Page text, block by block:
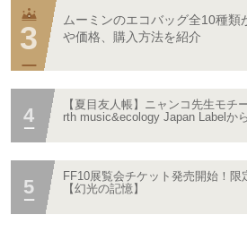
ムーミンのエコバッグ全10種類
や価格、購入方法を紹介
【夏目友人帳】ニャンコ先生モチ
rth music&ecology Japan Labelか
FF10展覧会チケット発売開始！限
【幻光の記憶】